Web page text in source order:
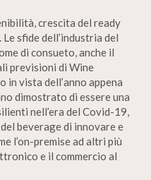
crescita del ready
sfide dell’industria del
di consueto, anche il
previsioni di Wine
in vista dell’anno appena
dimostrato di essere una
nell’era del Covid-19,
beverage di innovare e
l’on-premise ad altri più
e il commercio al